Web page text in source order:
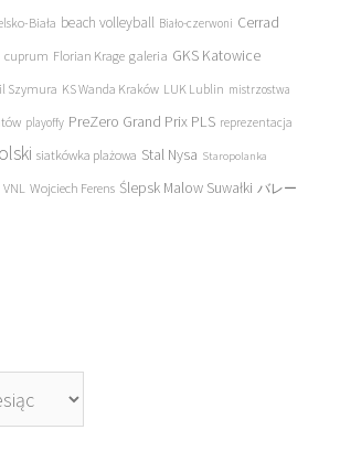
Biała beach volleyball Biało-czerwoni Cerrad
cuprum Florian Krage galeria GKS Katowice
Szymura KS Wanda Kraków LUK Lublin mistrzostwa
playoffy PreZero Grand Prix PLS reprezentacja
siatkówka plażowa Stal Nysa Staropolanka
VNL Wojciech Ferens Ślepsk Malow Suwałki バレー